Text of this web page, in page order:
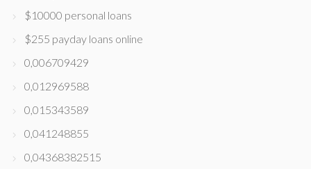
$10000 personal loans
$255 payday loans online
0,006709429
0,012969588
0,015343589
0,041248855
0,04368382515